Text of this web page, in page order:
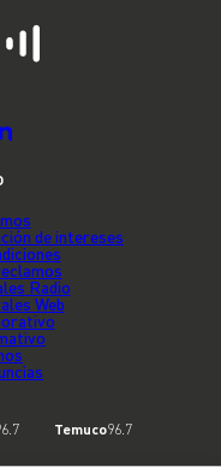
de intereses
Radio
Web
Temuco96.7